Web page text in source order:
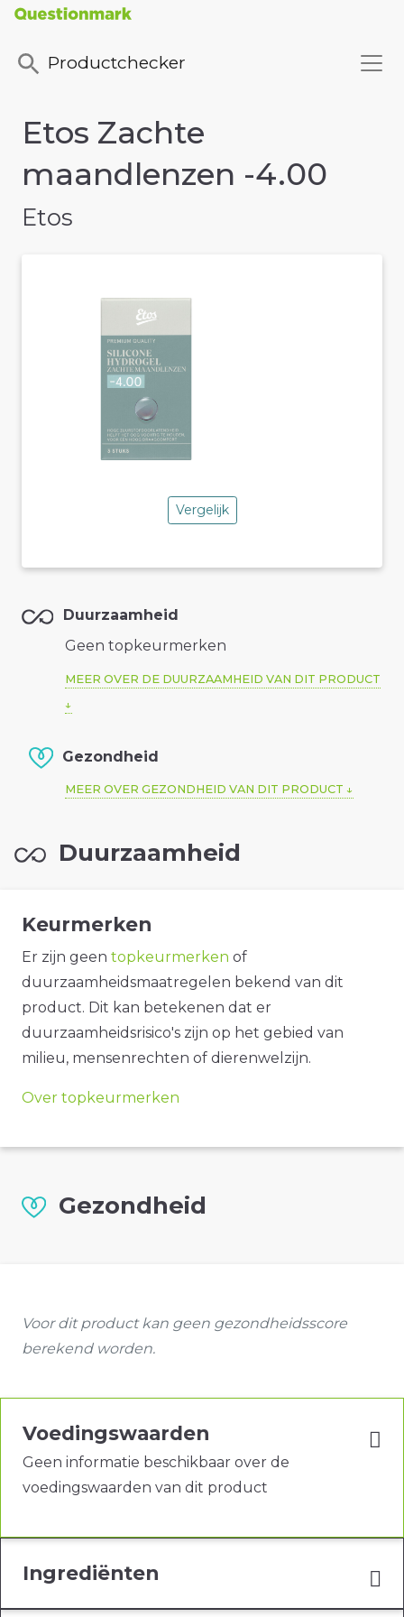
Productchecker
Etos Zachte
maandlenzen -4.00
Etos
Vergelijk
Duurzaamheid
Geen topkeurmerken
MEER OVER DE DUURZAAMHEID VAN DIT PRODUCT
Gezondheid
MEER OVER GEZONDHEID VAN DIT PRODUCT
Duurzaamheid
Keurmerken
Er zijn geen topkeurmerken of
duurzaamheidsmaatregelen bekend van dit
product. Dit kan betekenen dat er
duurzaamheidsrisico's zijn op het gebied van
milieu, mensenrechten of dierenwelzijn.
Over topkeurmerken
Gezondheid
Voor dit product kan geen gezondheidsscore
berekend worden.
Voedingswaarden
Geen informatie beschikbaar over de
voedingswaarden van dit product
Ingrediënten